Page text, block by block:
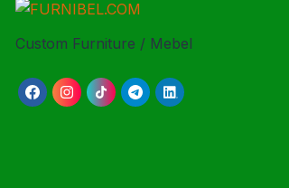
Custom Furniture / Mebel